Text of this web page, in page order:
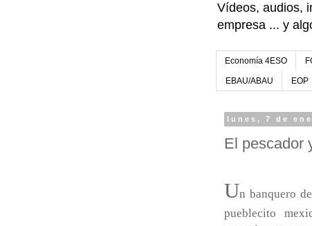
Vídeos, audios,
empresa ... y
Economía 4ESO
EBAU/ABAU EOP
lunes, 7 de
El pescador
Un banquero
pueblecito